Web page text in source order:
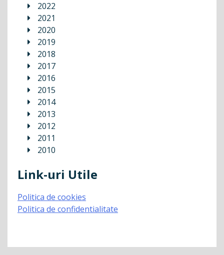
2022
2021
2020
2019
2018
2017
2016
2015
2014
2013
2012
2011
2010
Link-uri Utile
Politica de cookies
Politica de confidentialitate